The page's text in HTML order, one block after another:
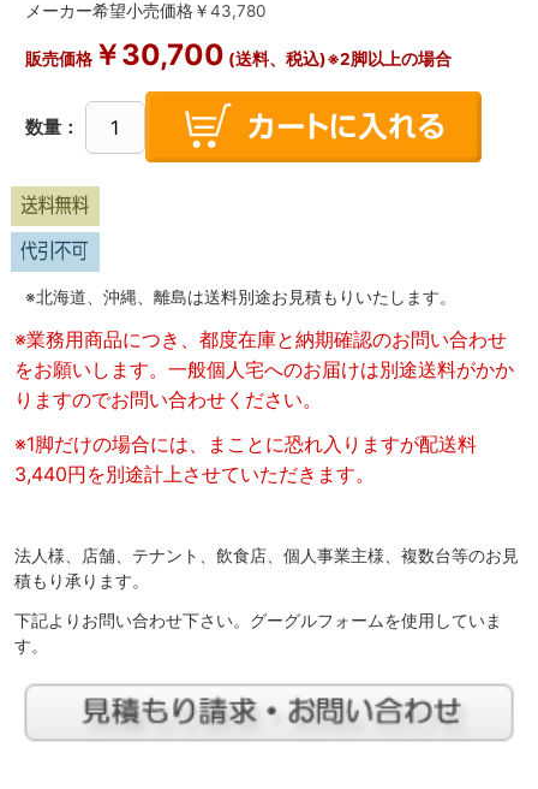
メーカー希望小売価格￥43,780
販売価格￥30,700 (送料、税込)※2脚以上の場合
数量：
※北海道、沖縄、離島は送料別途お見積もりいたします。
※業務用商品につき、都度在庫と納期確認のお問い合わせ
をお願いします。一般個人宅へのお届けは別途送料がかか
りますのでお問い合わせください。
※1脚だけの場合には、まことに恐れ入りますが配送料
3,440円を別途計上させていただきます。
法人様、店舗、テナント、飲食店、個人事業主様、複数台等のお見
積もり承ります。
下記よりお問い合わせ下さい。グーグルフォームを使用していま
す。